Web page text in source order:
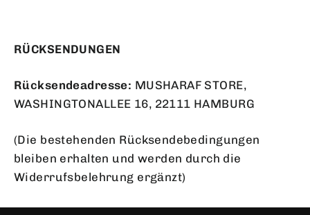
RÜCKSENDUNGEN
Rücksendeadresse: MUSHARAF STORE,
WASHINGTONALLEE 16, 22111 HAMBURG
(Die bestehenden Rücksendebedingungen
bleiben erhalten und werden durch die
Widerrufsbelehrung ergänzt)